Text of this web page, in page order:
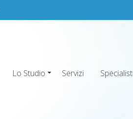
Lo Studio Servizi